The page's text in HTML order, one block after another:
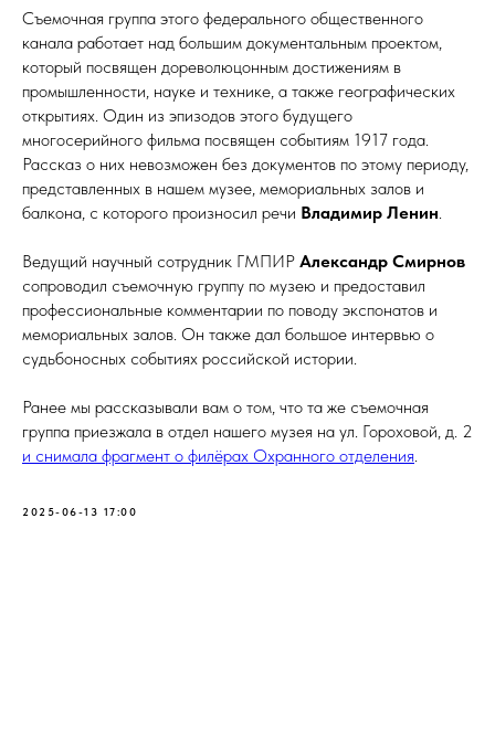
Съемочная группа этого федерального общественного
канала работает над большим документальным проектом,
который посвящен дореволюцонным достижениям в
промышленности, науке и технике, а также географических
открытиях. Один из эпизодов этого будущего
многосерийного фильма посвящен событиям 1917 года.
Рассказ о них невозможен без документов по этому периоду,
представленных в нашем музее, мемориальных залов и
балкона, с которого произносил речи Владимир Ленин.
Ведущий научный сотрудник ГМПИР Александр Смирнов
сопроводил съемочную группу по музею и предоставил
профессиональные комментарии по поводу экспонатов и
мемориальных залов. Он также дал большое интервью о
судьбоносных событиях российской истории.
Ранее мы рассказывали вам о том, что та же съемочная
группа приезжала в отдел нашего музея на ул. Гороховой, д. 2
и снимала фрагмент о филёрах Охранного отделения.
2025-06-13 17:00